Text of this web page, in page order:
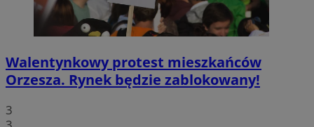
Walentynkowy protest mieszkańców
Orzesza. Rynek będzie zablokowany!
3